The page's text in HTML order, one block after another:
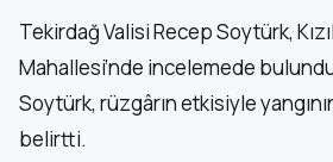
Tekirdağ Valisi Recep Soytürk,
Mahallesi’nde incelemede
Soytürk, rüzgârın etkisiyle
belirtti.